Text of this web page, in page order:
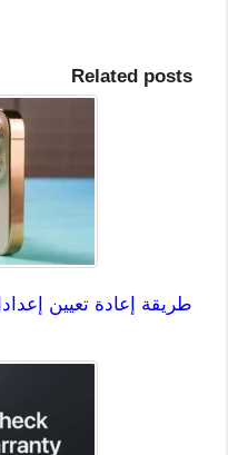
Related posts
طريقة إعادة تعيين